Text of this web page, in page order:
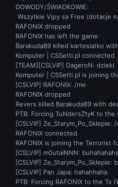
DOWODY/ŚWIADKOWIE:
Wszytkie Vipy sa Free (dotacje
RAFONIX dropped
RAFONIX has left the game
Barakuda89 killed kartesiatko
Komputer | CSSetti.pl connected
[TEAM][CSLVIP] DageroN: dzieki
Komputer | CSSetti.pl is joining
[CSLVIP] RAFONIX: /me
RAFONIX dropped
Revers killed Barakuda89 with
PTB: Forcing TuNdersZtyK to the
[CSLVIP] Ze_Starym_Po_Sklepie:
RAFONIX connected
RAFONIX is joining the Terrorist
[CSLVIP] m0utaiNNN:
[CSLVIP] Ze_Starym_Po_Sklepie:
[CSLVIP] Pan Japa: hahahhaha
PTB: Forcing RAFONIX to the Ts